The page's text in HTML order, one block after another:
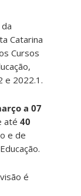
Catarina
Cursos
e 2022.1.
a 07
até40
e de
é